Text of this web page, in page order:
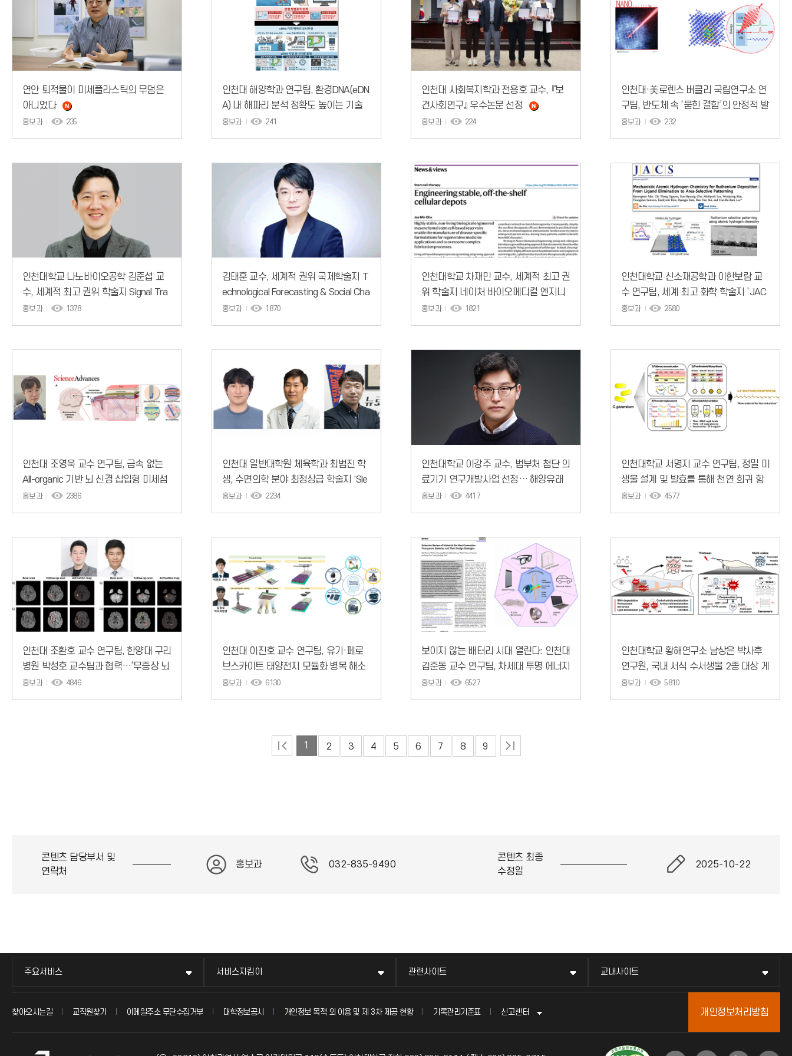
연안 퇴적물이 미세플라스틱의 무덤은
아니었다
홍보과 235
인천대 해양학과 연구팀, 환경DNA(eDN
A) 내 해파리 분석 정확도 높이는 기술
개발
홍보과 241
인천대 사회복지학과 전용호 교수, 『보
건사회연구』 우수논문 선정
홍보과 224
인천대·美로렌스 버클리 국립연구소 연
구팀, 반도체 속 ‘묻힌 결함’의 안정적 발
광 원리 규명
홍보과 232
인천대학교 나노바이오공학 김준섭 교
수, 세계적 최고 권위 학술지 Signal Tra
nsduction and Targeted Therapy 에
연구 논문 게재
홍보과 1378
김태훈 교수, 세계적 권위 국제학술지 T
echnological Forecasting & Social Cha
nge 논문 게재
홍보과 1870
인천대학교 차재민 교수, 세계적 최고 권
위 학술지 네이처 바이오메디컬 엔지니
어링(Nature Biomedical Engineering)
초청 기고문 게재
홍보과 1821
인천대학교 신소재공학과 이한보람 교
수 연구팀, 세계 최고 화학 학술지 ‘JAC
S’ 논문 게재
홍보과 2580
인천대 조영욱 교수 연구팀, 금속 없는
All-organic 기반 뇌 신경 삽입형 미세섬
유전극 개발
홍보과 2386
인천대 일반대학원 체육학과 최범진 학
생, 수면의학 분야 최정상급 학술지 'Sle
ep Medicine Reviews' 논문 게재
홍보과 2234
인천대학교 이강주 교수, 범부처 첨단 의
료기기 연구개발사업 선정… 해양유래
바이오소재 기반 피부재건 의료기기 개
발 착수
홍보과 4417
인천대학교 서명지 교수 연구팀, 정밀 미
생물 설계 및 발효를 통해 천연 희귀 항
산화 소재인 C30 카로티노이드 '4,4′-디
아포뉴로스포렌' 세계 최고 수준 656
홍보과 4577
인천대 조환호 교수 연구팀, 한양대 구리
병원 박성호 교수팀과 협력…‘무증상 뇌
경색’ 자동 탐지 AI 모델 개발
홍보과 4846
인천대 이진호 교수 연구팀, 유기·페로
브스카이트 태양전지 모듈화 병목 해소
를 위한 셀-투-모듈 격차 줄이는 설계·
패터닝·AI 활용 전략 제시
홍보과 6130
보이지 않는 배터리 시대 열린다: 인천대
김준동 교수 연구팀, 차세대 투명 에너지
저장 기술 제시
홍보과 6527
인천대학교 황해연구소 남상은 박사후
연구원, 국내 서식 수서생물 2종 대상 게
놈 기반 다차원 오믹스 최초 적용 통한
수생태계 영향평가 모델 제시
홍보과 5810
1 2 3 4 5 6 7 8 9
콘텐츠 담당부서 및
연락처
홍보과 032-835-9490
콘텐츠 최종
수정일
2025-10-22
주요서비스 서비스지킴이 관련사이트 교내사이트
찾아오시는길 교직원찾기 이메일주소 무단수집거부 대학정보공시 개인정보 목적 외 이용 및 제 3차 제공 현황 기록관리기준표 신고센터 개인정보처리방침